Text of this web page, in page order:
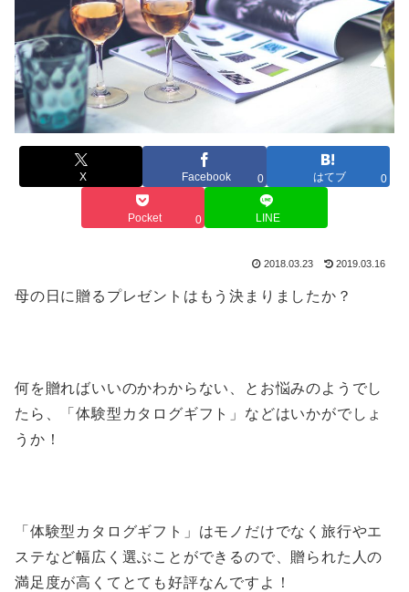
X Facebook 0 はてブ 0
Pocket 0 LINE
2018.03.23 2019.03.16
母の日に贈るプレゼントはもう決まりましたか？
何を贈ればいいのかわからない、とお悩みのようでし
たら、「体験型カタログギフト」などはいかがでしょ
うか！
「体験型カタログギフト」はモノだけでなく旅行やエ
ステなど幅広く選ぶことができるので、贈られた人の
満足度が高くてとても好評なんですよ！